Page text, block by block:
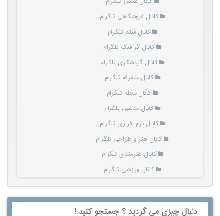
کانال فروشگاهی تلگرام
کانال فیلم تلگرام
کانال گرافیک تلگرام
کانال گردشگری تلگرام
کانال متفرقه تلگرام
کانال مجله تلگرام
کانال مذهبی تلگرام
کانال نرم افزاری تلگرام
کانال هنر و طراحی تلگرام
کانال هنرمندان تلگرام
کانال ورزشی تلگرام